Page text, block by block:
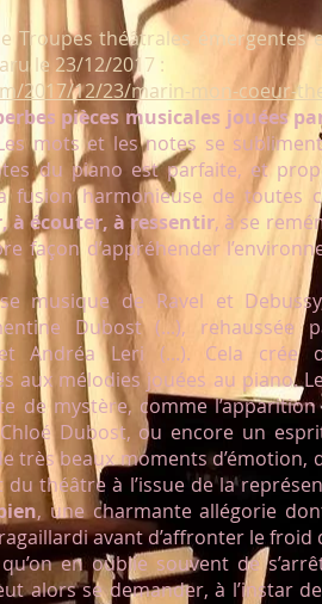
Troupes théâtrales émergentes
le 23/12/2017 :
2017/12/23/marin-mon-coeur-
pièces musicales jouées
mots et les notes se
du piano est parfaite, et
fusion harmonieuse de toutes
à écouter, à ressentir, à se
façon d’appréhender
musique de Ravel et
Dubost (...), rehaussée
Andréa Leri (...). Cela crée
aux mélodies jouées au piano.
de mystère, comme
Dubost, ou encore un
très beaux moments d’émotion,
du théâtre à l’issue de la
, une charmante allégorie
avant d’affronter le froid
en oublie souvent de
alors se demander, à l’instar